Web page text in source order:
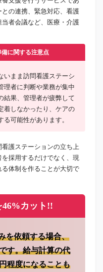
の連携、緊急対応、看護
者会議など、医療・介護
に関する注意点
いまま訪問看護ステーシ
理者に判断や業務が集中
結果、管理者が疲弊して
着しなかったり、ケアの
可能性があります。
護ステーションの立ち上
採用するだけでなく、現
体制を作ることが大切で
カット!!
を依頼する場合、
す。給与計算の代
程度になることも